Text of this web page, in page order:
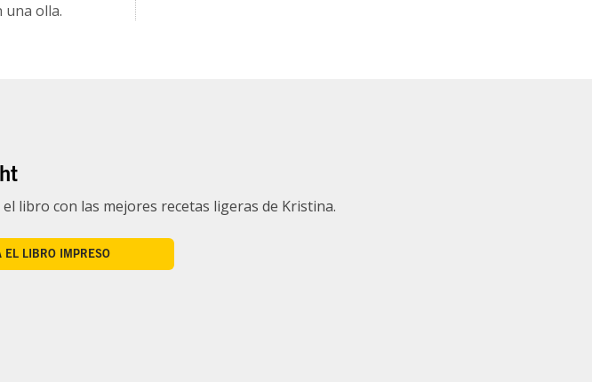
una olla.
libro con las mejores recetas ligeras de Kristina.
EL LIBRO IMPRESO